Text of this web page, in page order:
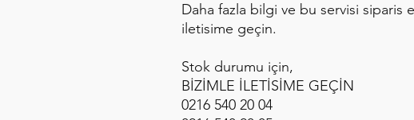
Daha fazla bilgi ve bu servisi siparis
iletisime geçin.
Stok durumu için,
BİZİMLE İLETİSİME GEÇİN
0216 540 20 04